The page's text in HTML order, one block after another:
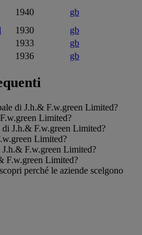
1940
gb
1930
gb
1933
gb
1936 gb
di J.h.& F.w.green Limited?
Limited?
J.h.& F.w.green Limited?
Limited?
J.h.& F.w.green Limited?
F.w.green Limited?
perché le aziende scelgono